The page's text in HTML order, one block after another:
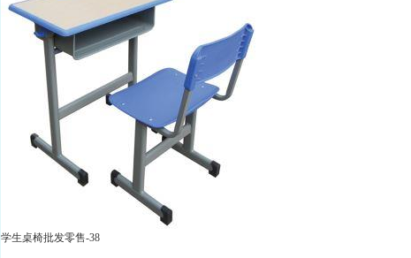
学生桌椅批发零售-38